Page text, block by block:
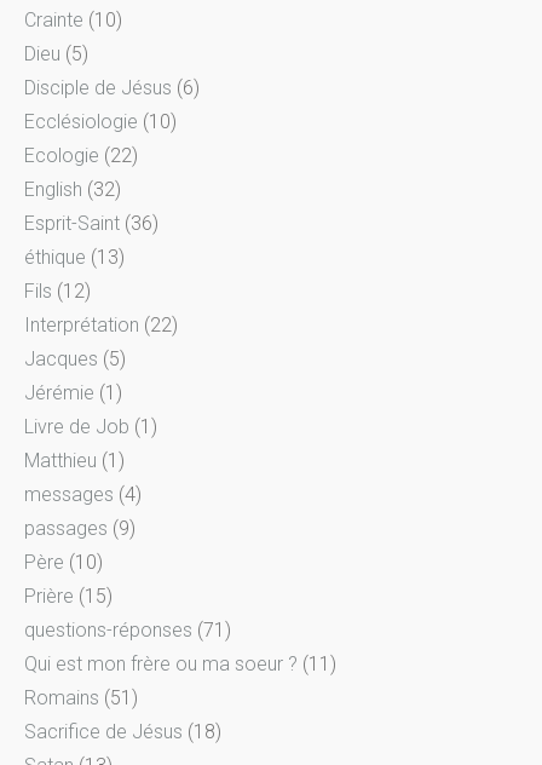
Crainte (10)
Dieu (5)
Disciple de Jésus (6)
Ecclésiologie (10)
Ecologie (22)
English (32)
Esprit-Saint (36)
éthique (13)
Fils (12)
Interprétation (22)
Jacques (5)
Jérémie (1)
Livre de Job (1)
Matthieu (1)
messages (4)
passages (9)
Père (10)
Prière (15)
questions-réponses (71)
Qui est mon frère ou ma soeur ? (11)
Romains (51)
Sacrifice de Jésus (18)